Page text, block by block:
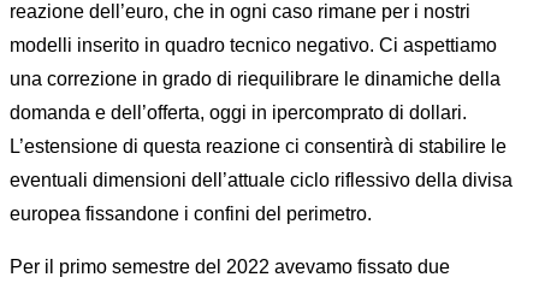
reazione dell’euro, che in ogni caso rimane per i nostri
modelli inserito in quadro tecnico negativo. Ci aspettiamo
una correzione in grado di riequilibrare le dinamiche della
domanda e dell’offerta, oggi in ipercomprato di dollari.
L’estensione di questa reazione ci consentirà di stabilire le
eventuali dimensioni dell’attuale ciclo riflessivo della divisa
europea fissandone i confini del perimetro.
Per il primo semestre del 2022 avevamo fissato due